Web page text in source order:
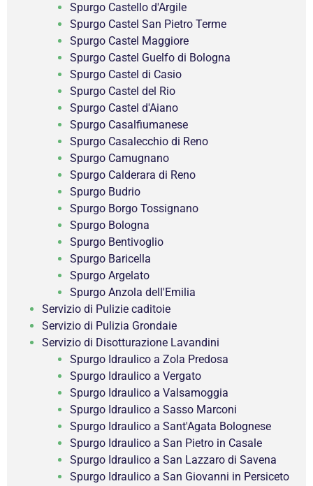
Spurgo Castello d'Argile
Spurgo Castel San Pietro Terme
Spurgo Castel Maggiore
Spurgo Castel Guelfo di Bologna
Spurgo Castel di Casio
Spurgo Castel del Rio
Spurgo Castel d'Aiano
Spurgo Casalfiumanese
Spurgo Casalecchio di Reno
Spurgo Camugnano
Spurgo Calderara di Reno
Spurgo Budrio
Spurgo Borgo Tossignano
Spurgo Bologna
Spurgo Bentivoglio
Spurgo Baricella
Spurgo Argelato
Spurgo Anzola dell'Emilia
Servizio di Pulizie caditoie
Servizio di Pulizia Grondaie
Servizio di Disotturazione Lavandini
Spurgo Idraulico a Zola Predosa
Spurgo Idraulico a Vergato
Spurgo Idraulico a Valsamoggia
Spurgo Idraulico a Sasso Marconi
Spurgo Idraulico a Sant'Agata Bolognese
Spurgo Idraulico a San Pietro in Casale
Spurgo Idraulico a San Lazzaro di Savena
Spurgo Idraulico a San Giovanni in Persiceto